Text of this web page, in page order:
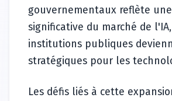
gouvernementaux reflète
significative du marché de
institutions publiques
stratégiques pour les
Les défis liés à cette